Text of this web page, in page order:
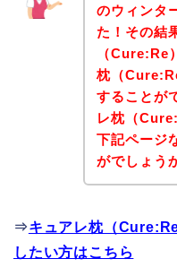
のウィンタ
た！その結
（Cure:Re
枕（
することが
レ枕（
下記ページ
がでしょう
⇒キュアレ枕（
したい方はこちら